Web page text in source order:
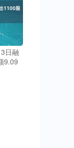
日融
9.09